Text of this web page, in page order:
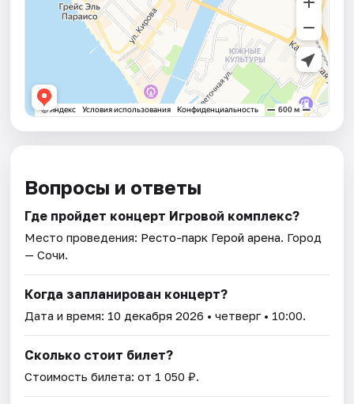
Вопросы и ответы
Где пройдет концерт Игровой комплекс?
Место проведения: Ресто-парк Герой арена. Город
— Сочи.
Когда запланирован концерт?
Дата и время: 10 декабря 2026 • четверг • 10:00.
Сколько стоит билет?
Стоимость билета: от 1 050 ₽.